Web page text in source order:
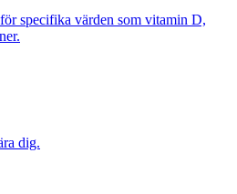
specifika värden som vitamin D,
dig.